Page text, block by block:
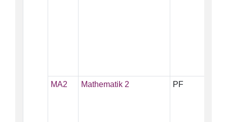
MA2 Mathematik 2 PF